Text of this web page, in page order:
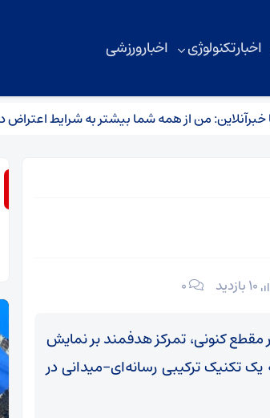
اخبار تکنولوژی اخبار ورزشی
از همه شما بیشتر به شرایط اعتراض دارم /
۰
کنونی، تمرکز هدفمند بر نمایش
تکنیک ترکیبی رسانه‌ای–میدانی در